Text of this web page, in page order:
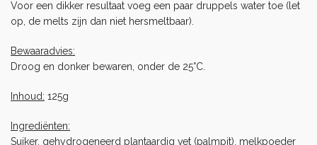
Voor een dikker resultaat voeg een paar druppels water toe (let
op, de melts zijn dan niet hersmeltbaar).
Bewaaradvies:
Droog en donker bewaren, onder de 25°C.
Inhoud: 125g
Ingrediënten:
Suiker, gehydrogeneerd plantaardig vet (palmpit), melkpoeder